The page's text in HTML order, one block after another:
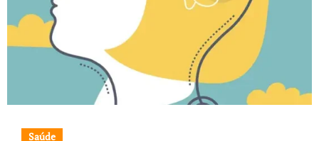
Saúde